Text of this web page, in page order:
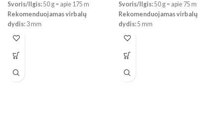
Svoris/Ilgis:50 g = apie 175 m
Rekomenduojamas virbalų
dydis: 3 mm
Mezginio tankumas:
Priežiūra:
režimu iki 40
Svoris/Ilgis:50 g = apie 75 m
Rekomenduojamas virbalų
dydis:5 mm
Mezginio tankumas:
Priežiūra:
audinių minkštiklio / nedžiovinti